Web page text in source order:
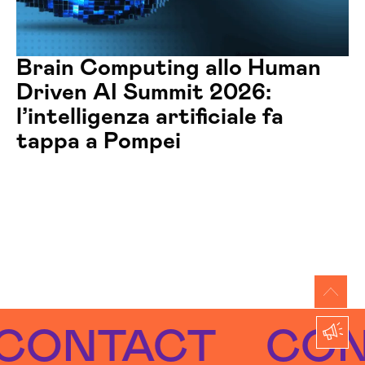
Brain Computing allo Human
Driven AI Summit 2026:
l’intelligenza artificiale fa
tappa a Pompei